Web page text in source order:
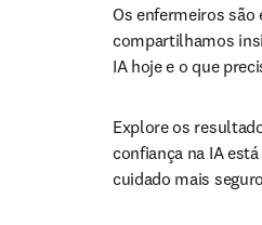
Os enfermeiros
compartilhamos
IA hoje e o que
Explore os
confiança na IA
cuidado mais